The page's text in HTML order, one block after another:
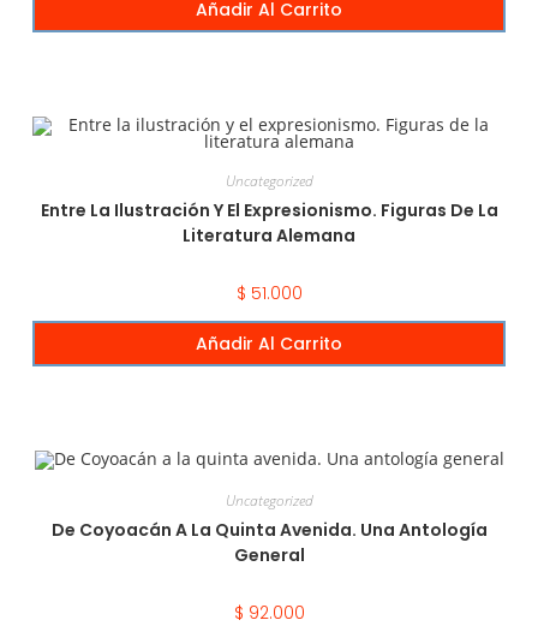
Añadir Al Carrito
Uncategorized
Entre La Ilustración Y El Expresionismo. Figuras De La
Literatura Alemana
$ 51.000
Añadir Al Carrito
Uncategorized
De Coyoacán A La Quinta Avenida. Una Antología
General
$ 92.000